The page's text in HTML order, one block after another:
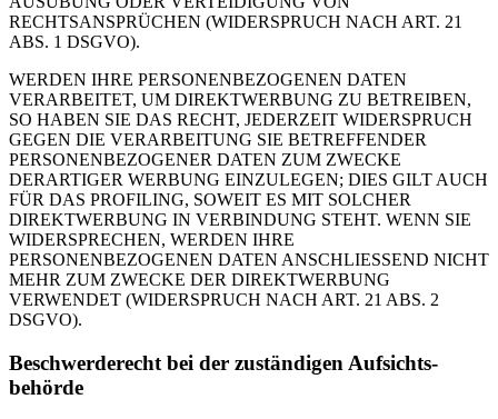
RECHTSANSPRÜCHEN (WIDERSPRUCH NACH ART. 21
ABS. 1 DSGVO).
WERDEN IHRE PERSONENBEZOGENEN DATEN
VERARBEITET, UM DIREKTWERBUNG ZU BETREIBEN,
SO HABEN SIE DAS RECHT, JEDERZEIT WIDERSPRUCH
GEGEN DIE VERARBEITUNG SIE BETREFFENDER
PERSONENBEZOGENER DATEN ZUM ZWECKE
DERARTIGER WERBUNG EINZULEGEN; DIES GILT AUCH
FÜR DAS PROFILING, SOWEIT ES MIT SOLCHER
DIREKTWERBUNG IN VERBINDUNG STEHT. WENN SIE
WIDERSPRECHEN, WERDEN IHRE
PERSONENBEZOGENEN DATEN ANSCHLIESSEND NICHT
MEHR ZUM ZWECKE DER DIREKTWERBUNG
VERWENDET (WIDERSPRUCH NACH ART. 21 ABS. 2
DSGVO).
Beschwerde­recht bei der zuständigen Aufsichts­
behörde